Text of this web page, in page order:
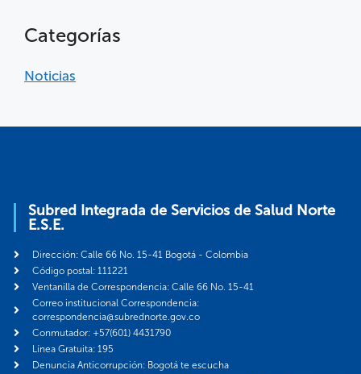
Categorías
Noticias
Subred Integrada de Servicios de Salud Norte
E.S.E.
Dirección: Calle 66 No. 15-41 Bogotá - Colombia
Código postal: 111221
Ventanilla de Correspondencia: Calle 66 No. 15-41
Correo institucional Correspondencia:
correspondencia@subrednorte.gov.co
Conmutador: +57(601) 4431790
Línea Gratuita: 195
Denuncia Anticorrupción: Bogotá te escucha